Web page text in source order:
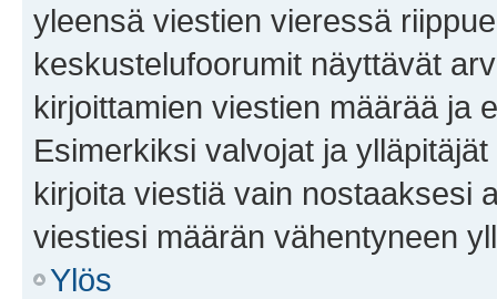
yleensä viestien vieressä
keskustelufoorumit näyttävät
kirjoittamien viestien määrää ja
Esimerkiksi valvojat ja
kirjoita viestiä vain nostaaksesi
viestiesi määrän vähentyneen
Ylös